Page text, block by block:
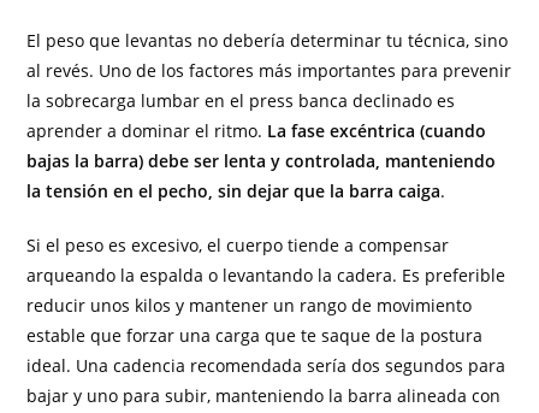
El peso que levantas no debería determinar tu técnica, sino
al revés. Uno de los factores más importantes para prevenir
la sobrecarga lumbar en el press banca declinado es
aprender a dominar el ritmo. La fase excéntrica (cuando
bajas la barra) debe ser lenta y controlada, manteniendo
la tensión en el pecho, sin dejar que la barra caiga.
Si el peso es excesivo, el cuerpo tiende a compensar
arqueando la espalda o levantando la cadera. Es preferible
reducir unos kilos y mantener un rango de movimiento
estable que forzar una carga que te saque de la postura
ideal. Una cadencia recomendada sería dos segundos para
bajar y uno para subir, manteniendo la barra alineada con